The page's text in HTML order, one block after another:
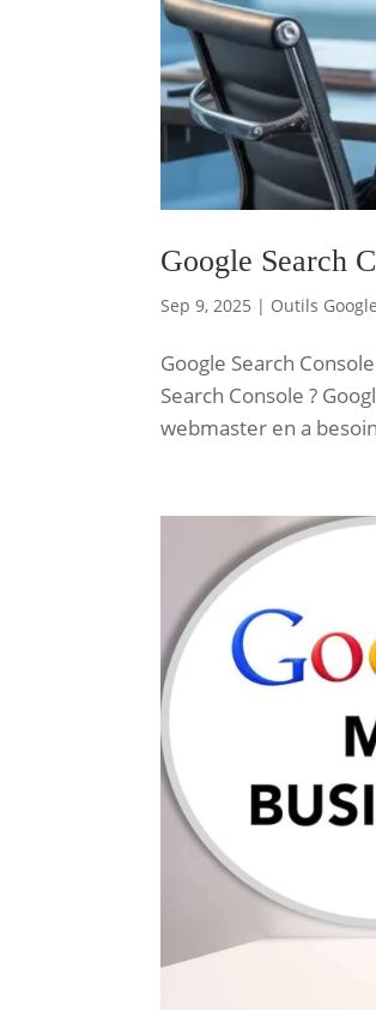
Google Search
Sep 9, 2025 | Outils Google
Google Search
Search Console ?
webmaster en a